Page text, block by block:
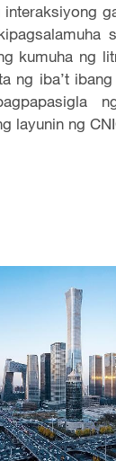
kumuha ng
ng iba’t
layunin ng